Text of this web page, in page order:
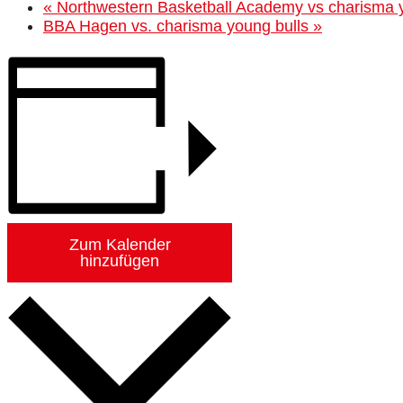
« Northwestern Basketball Academy vs charisma
BBA Hagen vs. charisma young bulls »
Zum Kalender
hinzufügen